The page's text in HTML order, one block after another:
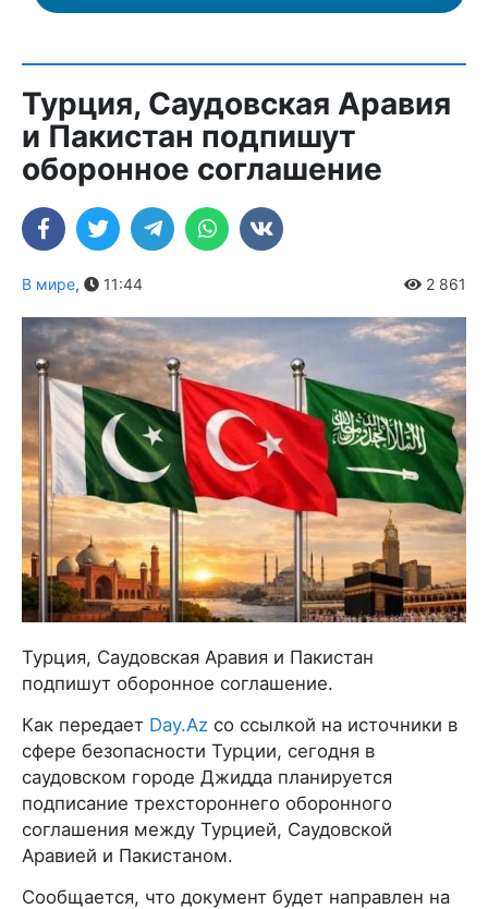
Турция, Саудовская Аравия
и Пакистан подпишут
оборонное соглашение
В мире, 11:44 2 861
Турция, Саудовская Аравия и Пакистан
подпишут оборонное соглашение.
Как передает Day.Az со ссылкой на источники в
сфере безопасности Турции, сегодня в
саудовском городе Джидда планируется
подписание трехстороннего оборонного
соглашения между Турцией, Саудовской
Аравией и Пакистаном.
Сообщается, что документ будет направлен на